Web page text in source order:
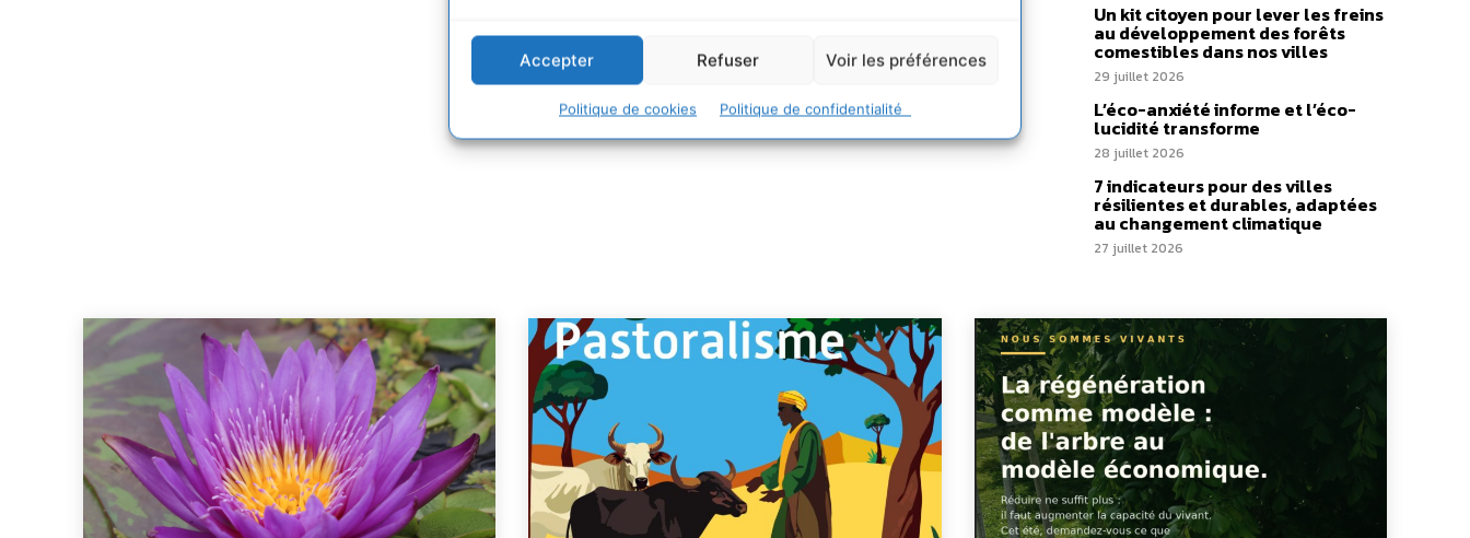
Accepter Refuser Voir les préférences
Politique de cookies Politique de confidentialité
Un kit citoyen pour lever les freins
au développement des forêts
comestibles dans nos villes
29 juillet 2026
L’éco-anxiété informe et l’éco-
lucidité transforme
28 juillet 2026
7 indicateurs pour des villes
résilientes et durables, adaptées
au changement climatique
27 juillet 2026